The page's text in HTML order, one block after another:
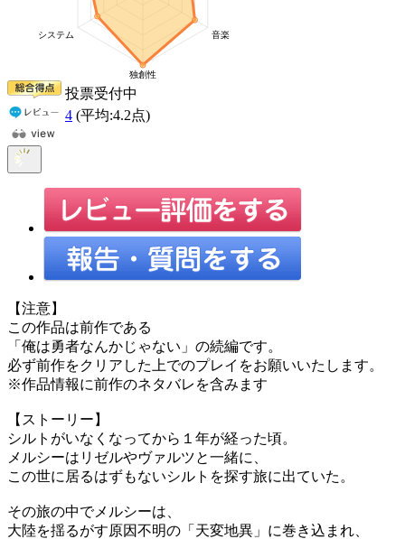
投票受付中
4 (平均:4.2点)
【注意】
この作品は前作である
「俺は勇者なんかじゃない」の続編です。
必ず前作をクリアした上でのプレイをお願いいたします。
※作品情報に前作のネタバレを含みます
【ストーリー】
シルトがいなくなってから１年が経った頃。
メルシーはリゼルやヴァルツと一緒に、
この世に居るはずもないシルトを探す旅に出ていた。
その旅の中でメルシーは、
大陸を揺るがす原因不明の「天変地異」に巻き込まれ、